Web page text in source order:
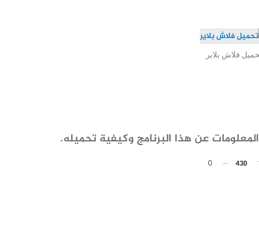
فلاش بلاير
عن هذا البرنامج وكيفية تحميله.